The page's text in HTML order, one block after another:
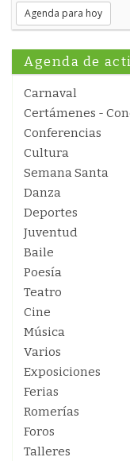
Agenda para hoy
Agenda de
Carnaval
Certámenes -
Conferencias
Cultura
Semana Santa
Danza
Deportes
Juventud
Baile
Poesía
Teatro
Cine
Música
Varios
Exposiciones
Ferias
Romerías
Foros
Talleres